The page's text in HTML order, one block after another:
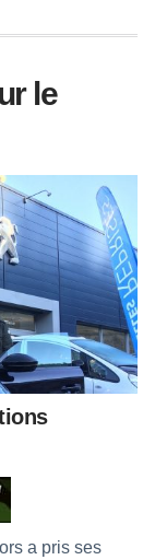
le
a pris ses